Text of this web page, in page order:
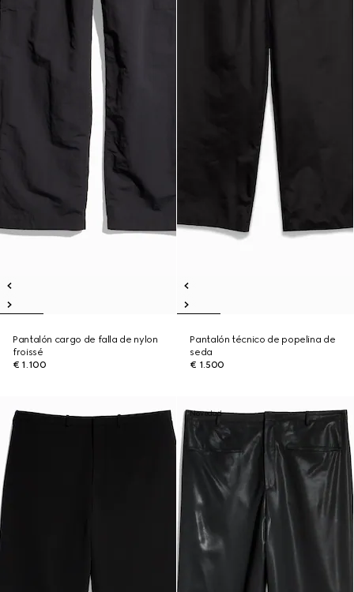
Pantalón cargo de falla de nylon
froissé
€ 1.100
Pantalón técnico de popelina de
seda
€ 1.500
Novedad